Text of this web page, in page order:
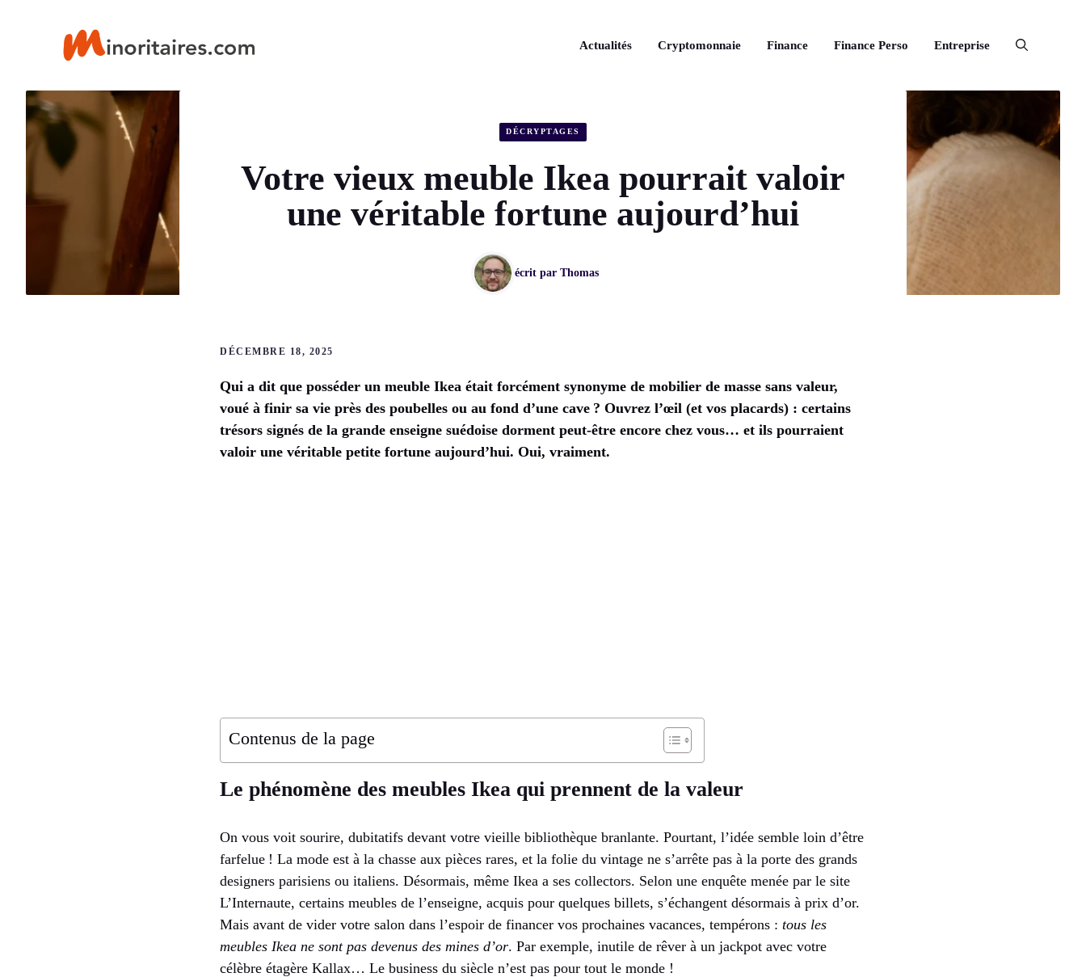
Actualités Cryptomonnaie Finance Finance Perso Entreprise
DÉCRYPTAGES
Votre vieux meuble Ikea pourrait valoir
une véritable fortune aujourd’hui
écrit par Thomas
DÉCEMBRE 18, 2025
Qui a dit que posséder un meuble Ikea était forcément synonyme de mobilier de masse sans valeur,
voué à finir sa vie près des poubelles ou au fond d’une cave ? Ouvrez l’œil (et vos placards) : certains
trésors signés de la grande enseigne suédoise dorment peut-être encore chez vous… et ils pourraient
valoir une véritable petite fortune aujourd’hui. Oui, vraiment.
Contenus de la page
Le phénomène des meubles Ikea qui prennent de la valeur
On vous voit sourire, dubitatifs devant votre vieille bibliothèque branlante. Pourtant, l’idée semble loin d’être
farfelue ! La mode est à la chasse aux pièces rares, et la folie du vintage ne s’arrête pas à la porte des grands
designers parisiens ou italiens. Désormais, même Ikea a ses collectors. Selon une enquête menée par le site
L’Internaute, certains meubles de l’enseigne, acquis pour quelques billets, s’échangent désormais à prix d’or.
Mais avant de vider votre salon dans l’espoir de financer vos prochaines vacances, tempérons : tous les
meubles Ikea ne sont pas devenus des mines d’or. Par exemple, inutile de rêver à un jackpot avec votre
célèbre étagère Kallax… Le business du siècle n’est pas pour tout le monde !